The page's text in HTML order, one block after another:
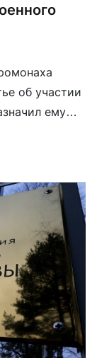
об участии
ему
также
ссылки
Какие